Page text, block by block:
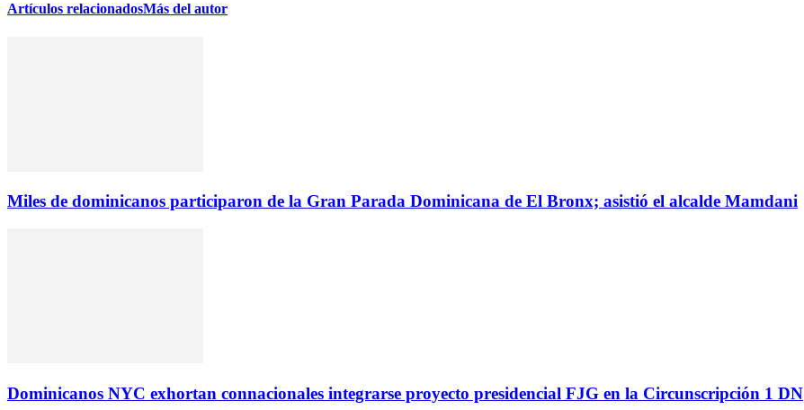
Artículos relacionadosMás del autor
Miles de dominicanos participaron de la Gran Parada Dominicana de El Bronx; asistió el alcalde Mamdani
Dominicanos NYC exhortan connacionales integrarse proyecto presidencial FJG en la Circunscripción 1 DN